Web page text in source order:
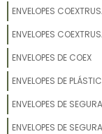
ENVELOPES
ENVELOPES
ENVELOPES DE COEX
ENVELOPES DE
ENVELOPES DE
ENVELOPES DE